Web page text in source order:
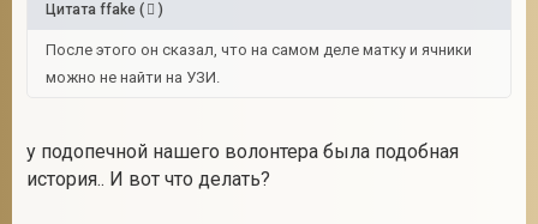
Цитата ffake ( )
После этого он сказал, что на самом деле матку и ячники
можно не найти на УЗИ.
у подопечной нашего волонтера была подобная
история.. И вот что делать?